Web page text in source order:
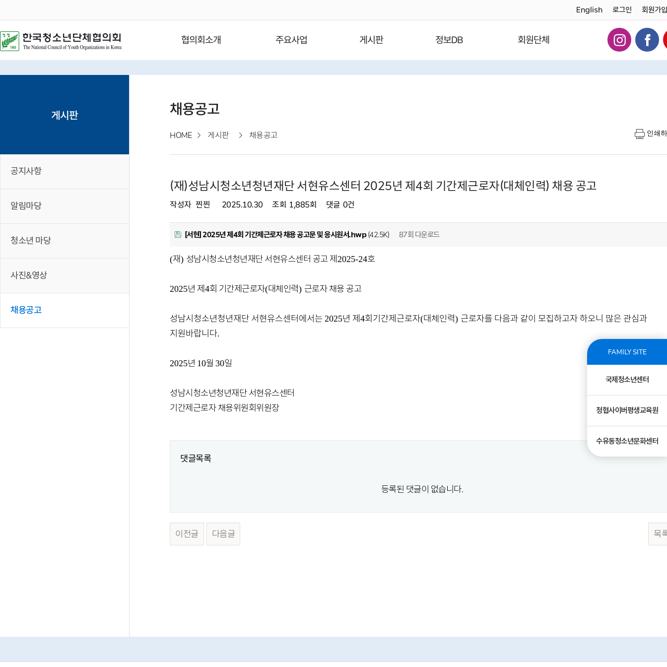
English 로그인 회원가입
협의회소개 주요사업 게시판 정보DB 회원단체
FAMILY SITE
국제청소년센터
청협사이버평생교육원
수유동청소년문화센터
게시판
공지사항
알림마당
청소년 마당
사진&영상
채용공고
채용공고
HOME 게시판 채용공고 인쇄
(재)성남시청소년청년재단 서현유스센터 2025년 제4회 기간제근로자(대체인력) 채용 공고
작성자 찐찐 2025.10.30 조회 1,885회 댓글 0건
[서현] 2025년 제4회 기간제근로자 채용 공고문 및 응시원서.hwp(42.5K) 87회 다운로드
(재) 성남시청소년청년재단 서현유스센터 공고 제2025-24호
2025년 제4회 기간제근로자(대체인력) 근로자 채용 공고
성남시청소년청년재단 서현유스센터에서는 2025년 제4회기간제근로자(대체인력) 근로자를 다음과 같이 모집하고자 하오니 많은 관심과
지원바랍니다.
2025년 10월 30일
성남시청소년청년재단 서현유스센터
기간제근로자 채용위원회위원장
댓글목록
등록된 댓글이 없습니다.
이전글 다음글 목